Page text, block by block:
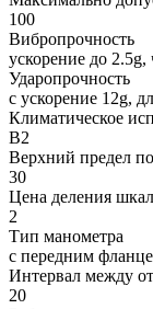
100
Вибропрочность
ускорение до
Ударопрочность
с ускорение 12g,
Климатическое
В2
Верхний предел
30
Цена деления
2
Тип манометра
с передним
Интервал между
20